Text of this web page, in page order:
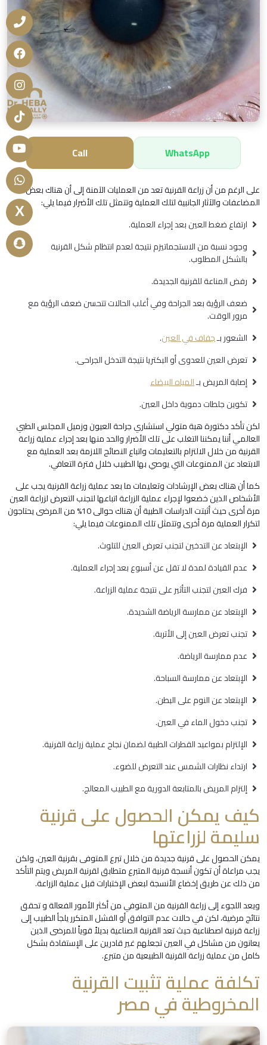
WhatsApp
Call
على الرغم من أن زراعة القرنية تعد من العمليات الآمنة إلى أن هناك بعض
المضاعفات والآثار الجانبية لتلك العملية وتتمثل تلك الأضرار فيما يلي:
ارتفاع ضغط العين بعد إجراء العملية.
وجود نسبة من الاستجماتيزم نتيجة لعدم انتظام شكل القرنية
بالشكل المطلوب.
رفض المناعة للقرنية الجديدة.
ضعف الرؤية بعد الجراحة وفي أغلب الحالات تتحسن ضعف الرؤية مع
مرور الوقت.
الشعور بـجفاف في العين.
تعرض العين للعدوى أو البكتريا نتيجة التدخل الجراحى.
إصابة المريض بـالمياه البيضاء
تكوين جلطات دموية داخل العين.
لكن تأكد دكتورة هبة متولي استشاري جراحة العيون وزميل المجلس الطبي
العالمي أننا يمكننا التغلب على تلك الأضرار والحد منها بعد إجراء عملية زراعة
القرنية من خلال الالتزام بالتعليمات واتباع النصائح اللازمة بعد العملية مع
الابتعاد عن الممنوعات التي يوصي بها الطبيب خلال فترة التعافي.
كما أن هناك بعض الإرشادات وتعليمات ما بعد عملية زراعة القرنية يجب على
الأشخاص الذين خضعوا لإجراء عملية الزراعة اتباعها لتجنب التعرض لزراعة العين
مرة أخرى حيث أثبتت الدراسات الطبية أن هناك حوالى 10% من المرضى يحتاجون
لتكرار العملية مرة أخرى وتتمثل تلك الممنوعات فيما يلي:
الإبتعاد عن التدخين لتجنب تعرض العين للتلوث.
عدم القيادة لمدة لا تقل عن أسبوع بعد إجراء العملية.
فرك العين لتجنب التأثير على نتيجة عملية الزراعة.
الإبتعاد عن ممارسة الرياضة الشديدة.
تجنب تعرض العين إلى الأتربة.
عدم ممارسة الرياضة.
الإبتعاد عن ممارسة السباحة.
الإبتعاد عن النوم على البطن.
تجنب دخول الماء في العين.
الإلتزام بمواعيد القطرات الطبية لضمان نجاح عملية زراعة القرنية.
ارتداء نظارات الشمس عند التعرض للضوء.
إلتزام المريض بالمتابعة الدورية مع الطبيب المعالج.
كيف يمكن الحصول على قرنية
سليمة لزراعتها
يمكن الحصول على قرنية جديدة من خلال تبرع المتوفى بقرنية العين، ولكن
يجب مراعاة أن تكون أنسجة قرنية المتبرع متطابق لقرنية المريض ويتم التأكد
من ذلك عن طريق إخضاع الأنسجة لبعض الإختبارات قبل عملية الزراعة.
ويعد اللجوء إلى زراعة القرنية من المتوفي من أكثر الأمور الفعالة و تحقق
نتائج مرضية، لكن في حالات عدم التوافق أو الفشل المتكرر يلجأ الطبيب إلى
زراعة قرنية اصطناعية حيث تعد القرنية الصناعية بديلاً قوياً للمرضى الذين
يعانون من مشاكل في العين تجعلهم غير قادرين على الإستفادة بشكل
كامل من عملية زراعة القرنية الطبيعية من متبرع.
تكلفة عملية تثبيت القرنية
المخروطية في مصر
X